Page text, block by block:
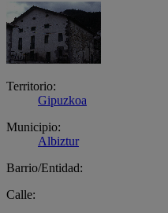
Territorio:
Gipuzkoa
Municipio:
Albiztur
Barrio/Entidad:
Calle: